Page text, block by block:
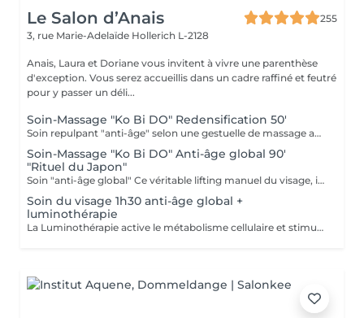
Le Salon d’Anais
255
3, rue Marie-Adelaïde Hollerich L-2128
Anais, Laura et Doriane vous invitent à vivre une parenthèse
d'exception. Vous serez accueillis dans un cadre raffiné et feutré
pour y passer un déli...
Soin-Massage "Ko Bi DO" Redensification 50'
Soin repulpant "anti-âge" selon une gestuelle de massage active : le Ko-Bi-Do. Véritable lifting naturel du visage inspiré d'un rituel japonais associé à notre principe de Dermaponcture pour lisser efficacement les traits et tonifier le cou. Durant ce soin, nous utiliserons les produits spécifiques aux besoin de votre peau.
Soin-Massage "Ko Bi DO" Anti-âge global 90'
"Rituel du Japon"
Soin "anti-âge global" Ce véritable lifting manuel du visage, inspiré du massage japonais "Ko Bi Do"est associé à complexe anti-âge unique. vous retrouvez une peau tonifiée lissée et repulpée. et associés d'un masque aux vertus régénérantes, agit en profondeur sur les rides, la fermeté, les taches pigmentaires et l'éclat, et insiste sur le contour des yeux, la bouche, le décolleté. Vous retrouvé
Soin du visage 1h30 anti-âge global +
luminothérapie
La Luminothérapie active le métabolisme cellulaire et stimule la production de collagène et d'élastine. Au l des séances, la peau retrouve élasticité et éclat, les cicatrices s'atténuent, l'acné guérit. Le résultat est visible très rapidement. Les résultats attendus peuvent varier en fonction de chaque individu. Des études montrent en effet que la peau semble plus jeune et les rides plus atténuées dès la première utilisation de cette technologie. La lumière LED bleue est particulièrement efficace pour prévenir les éruptions cutanées puisqu'elle détruit les bactéries responsables de l'acné directement dans le derme. C'est scientifiquement prouvé !